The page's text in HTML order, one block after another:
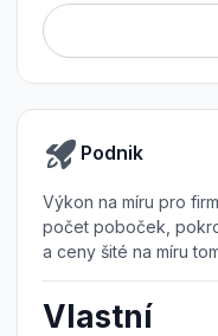
Podnik
Výkon na míru pro
počet poboček,
a ceny šité na míru
Vlastní